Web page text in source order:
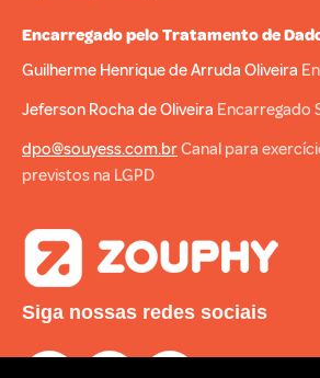
Encarregado pelo Tratamento de
Guilherme Henrique de Arruda Oliveira
Jeferson Rocha de Oliveira Encarregado
dpo@souyess.com.brCanal para
previstos na LGPD
Siga nossas redes sociais